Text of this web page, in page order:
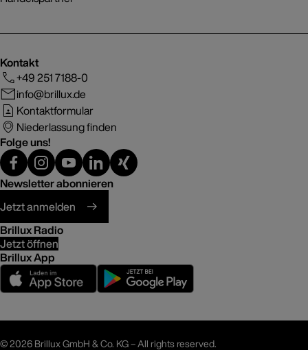
Kontakt
+49 251 7188-0
info@brillux.de
Kontaktformular
Niederlassung finden
Folge uns!
Newsletter abonnieren
Jetzt anmelden
Brillux Radio
Jetzt öffnen
Brillux App
©2026 Brillux GmbH & Co. KG – All rights reserved.